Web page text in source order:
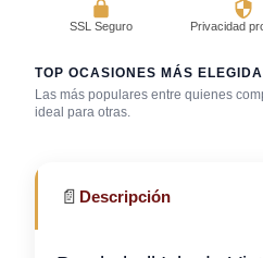
SSL Seguro Privacidad
TOP OCASIONES MÁS
Las más populares entre quienes
ideal para otras.
Después de la
ducha
Día
📄 Descripción